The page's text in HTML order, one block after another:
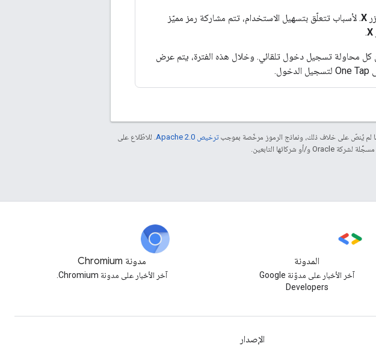
X. لأسباب تتعلّق بتسهيل الاستخدام، تتم مشاركة رمز مميّز
X
.
هناك فترة هدوء مدتها 10 دقائق بين كل محاولة تسجيل دخول تلقائي. وخلال هذه الفترة، يتم عرض
لم يُنصّ على خلاف ذلك، ونماذج الرموز مرخّصة بموجبترخيص Apache 2.0‏
. للاطّلاع على
المدونة
آخر الأخبار على مدوّنة Google
Developers
مدونة Chromium
آخر الأخبار على مدونة Chromium.
الإصدار